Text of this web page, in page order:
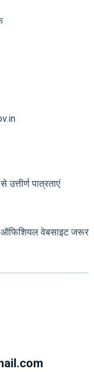
पात्रताएं
ऑफिशियल वेबसाइट जरूर